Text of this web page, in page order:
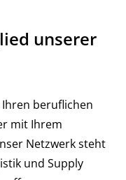
unserer
Ihren beruflichen
mit Ihrem
Netzwerk steht
und Supply